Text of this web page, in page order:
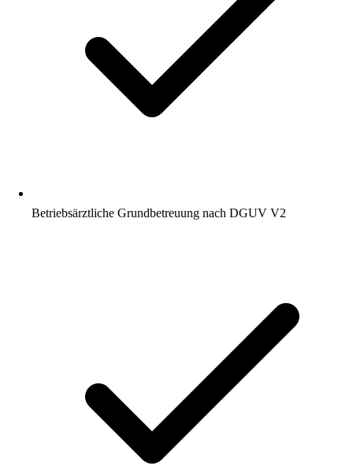
Betriebsärztliche Grundbetreuung nach DGUV V2